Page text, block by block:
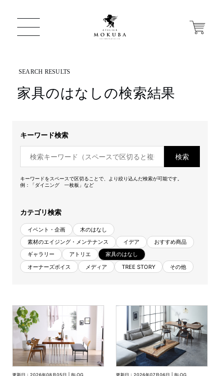
ONLINE STORE
一枚板 ATELIER MOKUBA HOME
商品情報
直営店
WEBカタログ
全商品一覧
家具のはなしの検索結果
キーワード検索
検索
キーワードをスペースで区切ることで、より絞り込んだ検索が可能です。
例：「ダイニング 一枚板」など
カテゴリ検索
イベント・企画
木のはなし
素材のエイジング・メンテナンス
イデア
おすすめ商品
ギャラリー
アトリエ
家具のはなし
オーナーズボイス
メディア TREE STORY その他
更新日 : 2026年08月05日 | BLOG 更新日 : 2026年07月06日 | BLOG